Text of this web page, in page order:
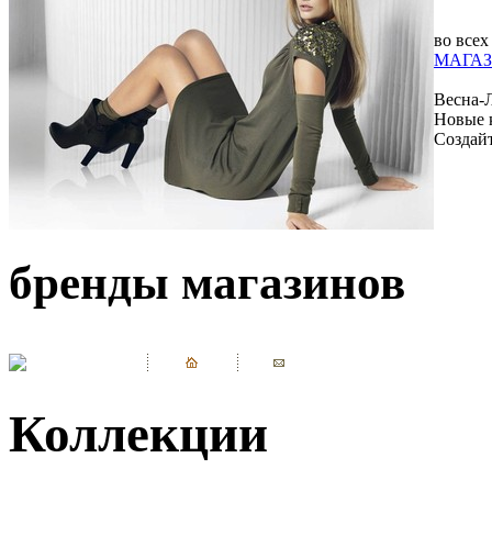
во всех
Весна-
Новые
бренды магазинов
Коллекции